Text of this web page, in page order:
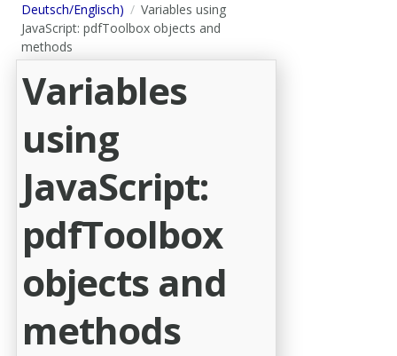
Deutsch/Englisch)
Variables using
JavaScript: pdfToolbox objects and
methods
Variables
using
JavaScript:
pdfToolbox
objects and
methods